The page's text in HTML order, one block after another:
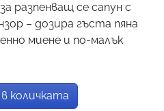
разпенващ се сапун с
– дозира гъста пяна
миене и по-малък
диспенсър за сапун с
количката